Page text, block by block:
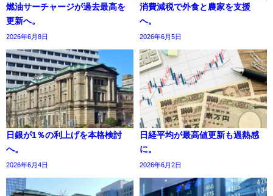
燃油サーチャージが過去最高を
更新へ。
2026年6月8日
消費減税で外食と農家を支援
へ。
2026年6月5日
日銀が1％の利上げを本格検討
へ。
2026年6月4日
日経平均が最高値更新も過熱感
に。
2026年6月2日